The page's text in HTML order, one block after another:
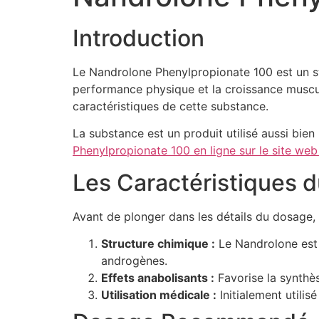
Introduction
Le Nandrolone Phenylpropionate 100 est
performance physique et la croissance
caractéristiques de cette substance.
La substance est un produit utilisé aussi
Phenylpropionate 100 en ligne sur le site
Les Caractéristiques
Avant de plonger dans les détails du
Structure chimique : Le Nandrolone
androgènes.
Effets anabolisants : Favorise la
Utilisation médicale : Initialement